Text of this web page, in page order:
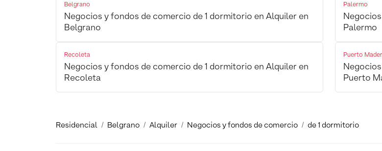
Belgrano
Negocios y fondos de comercio de 1 dormitorio en Alquiler en
Belgrano
Palermo
Palermo
Recoleta
Negocios y fondos de comercio de 1 dormitorio en Alquiler en
Recoleta
Puerto
Puerto
Residencial Belgrano Alquiler Negocios y fondos de comercio de 1 dormitorio